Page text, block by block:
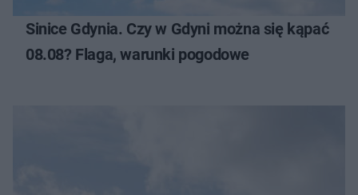
Sinice Gdynia. Czy w Gdyni można się kąpać
08.08? Flaga, warunki pogodowe